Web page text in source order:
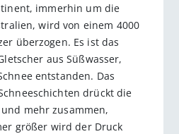
immerhin um die
wird von einem 4000
überzogen. Es ist das
aus Süßwasser,
entstanden. Das
drückt die
mehr zusammen,
größer wird der Druck